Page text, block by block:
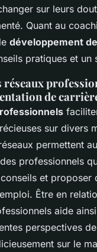
sur leurs
Quant au
développement
pratiques et un
réseaux
de
sur divers
permettent
professionnels
et proposer
Être en
aide
perspectives
sur le